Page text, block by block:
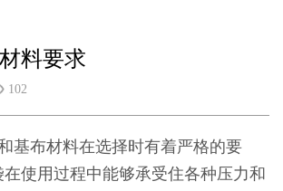
料要求
102
基布材料在选择时有着严格的要
使用过程中能够承受住各种压力和